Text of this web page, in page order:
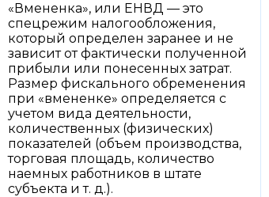
«Вмененка», или ЕНВД — это
спецрежим налогообложения,
который определен заранее и не
зависит от фактически полученной
прибыли или понесенных затрат.
Размер фискального обременения
при «вмененке» определяется с
учетом вида деятельности,
количественных (физических)
показателей (объем производства,
торговая площадь, количество
наемных работников в штате
субъекта и т. д.).